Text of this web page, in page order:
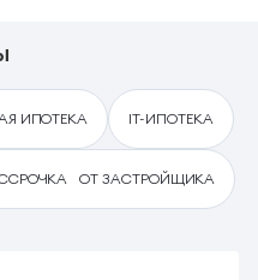
ИПОТЕКА IT-ИПОТЕКА
ОТ ЗАСТРОЙЩИКА